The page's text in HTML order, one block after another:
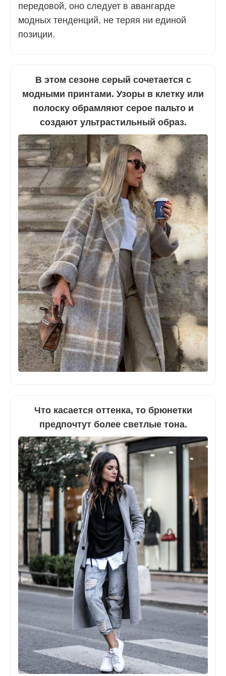
передовой, оно следует в авангарде
модных тенденций, не теряя ни единой
позиции.
В этом сезоне серый сочетается с
модными принтами. Узоры в клетку или
полоску обрамляют серое пальто и
создают ультрастильный образ.
Что касается оттенка, то брюнетки
предпочтут более светлые тона.